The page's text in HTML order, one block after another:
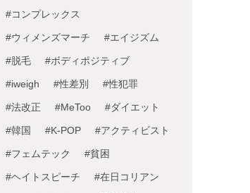
#コンプレックス
#ウィメンズマーチ #エイジズム
#脱毛 #ボディポジティブ
#iweigh #性差別 #性犯罪
#法改正 #MeToo #ダイエット
#韓国 #K-POP #アクティビスト
#フェムテック #貧困
#ヘイトスピーチ #在日コリアン